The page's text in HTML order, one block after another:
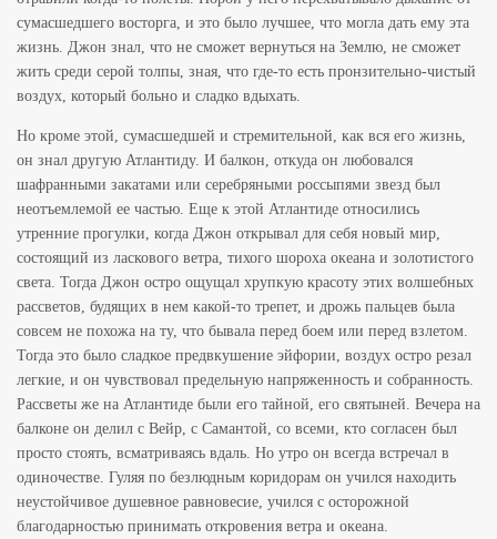
сумасшедшего восторга, и это было лучшее, что могла дать ему эта
жизнь. Джон знал, что не сможет вернуться на Землю, не сможет
жить среди серой толпы, зная, что где-то есть пронзительно-чистый
воздух, который больно и сладко вдыхать.
Но кроме этой, сумасшедшей и стремительной, как вся его жизнь,
он знал другую Атлантиду. И балкон, откуда он любовался
шафранными закатами или серебряными россыпями звезд был
неотъемлемой ее частью. Еще к этой Атлантиде относились
утренние прогулки, когда Джон открывал для себя новый мир,
состоящий из ласкового ветра, тихого шороха океана и золотистого
света. Тогда Джон остро ощущал хрупкую красоту этих волшебных
рассветов, будящих в нем какой-то трепет, и дрожь пальцев была
совсем не похожа на ту, что бывала перед боем или перед взлетом.
Тогда это было сладкое предвкушение эйфории, воздух остро резал
легкие, и он чувствовал предельную напряженность и собранность.
Рассветы же на Атлантиде были его тайной, его святыней. Вечера на
балконе он делил с Вейр, с Самантой, со всеми, кто согласен был
просто стоять, всматриваясь вдаль. Но утро он всегда встречал в
одиночестве. Гуляя по безлюдным коридорам он учился находить
неустойчивое душевное равновесие, учился с осторожной
благодарностью принимать откровения ветра и океана.